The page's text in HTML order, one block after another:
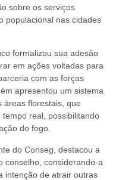
sobre os serviços
populacional nas cidades
formalizou sua adesão
em ações voltadas para
com as forças
apresentou um sistema
áreas florestais, que
real, possibilitando
do fogo.
do Conseg, destacou a
conselho, considerando-a
intenção de atrair outras